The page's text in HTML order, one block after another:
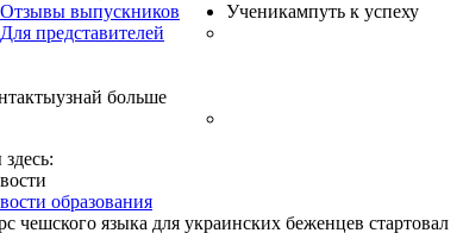
Отзывы выпускников
Для представителей
Ученикампуть к успеху
узнай больше
образования
чешского языка для украинских беженцев стартовал